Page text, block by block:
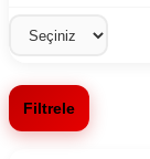
Filtrele